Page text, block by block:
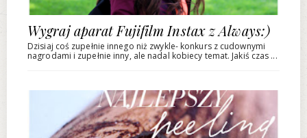
Wygraj aparat Fujifilm Instax z Always:)
Dzisiaj coś zupełnie innego niż zwykle- konkurs z cudownymi
nagrodami i zupełnie inny, ale nadal kobiecy temat. Jakiś czas ...